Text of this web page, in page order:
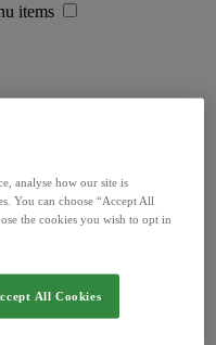
items
analyse how our site is
You can choose “Accept All
the cookies you wish to opt in
All Cookies